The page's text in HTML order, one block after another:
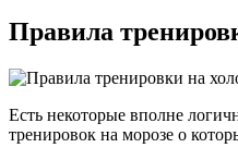
Правила
Есть некоторые вполне
тренировок на морозе о